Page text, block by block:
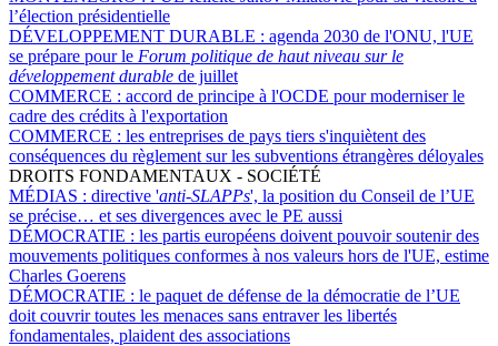
l’élection présidentielle
DÉVELOPPEMENT DURABLE : agenda 2030 de l'ONU, l'UE
se prépare pour le Forum politique de haut niveau sur le
développement durable de juillet
COMMERCE : accord de principe à l'OCDE pour moderniser le
cadre des crédits à l'exportation
COMMERCE : les entreprises de pays tiers s'inquiètent des
conséquences du règlement sur les subventions étrangères déloyales
DROITS FONDAMENTAUX - SOCIÉTÉ
MÉDIAS : directive 'anti-SLAPPs', la position du Conseil de l’UE
se précise… et ses divergences avec le PE aussi
DÉMOCRATIE : les partis européens doivent pouvoir soutenir des
mouvements politiques conformes à nos valeurs hors de l'UE, estime
Charles Goerens
DÉMOCRATIE : le paquet de défense de la démocratie de l’UE
doit couvrir toutes les menaces sans entraver les libertés
fondamentales, plaident des associations